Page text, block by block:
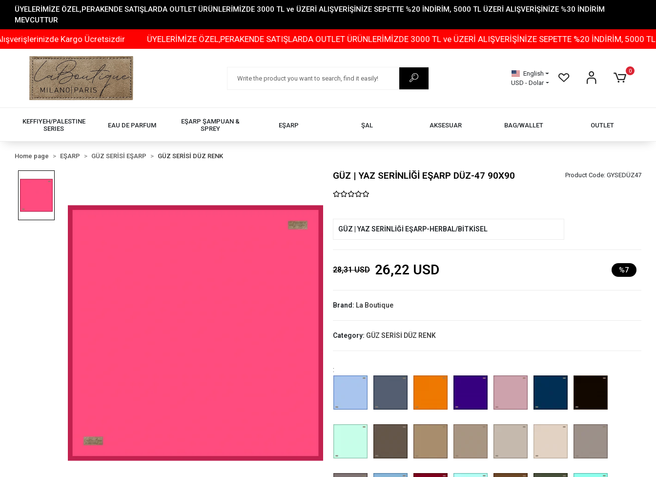
ÜYELERİMİZE ÖZEL,PERAKENDE SATIŞLARDA OUTLET ÜRÜNLERİMİZDE 3000 TL ve ÜZERİ ALIŞVERİŞİNİZE SEPETTE %20 İNDİRİM, 5000 TL ÜZERİ ALIŞVERİŞİNİZE %30 İNDİRİM
MEVCUTTUR
Kargo Ücretsizdir ÜYELERİMİZE ÖZEL,PERAKENDE SATIŞLARDA OUTLET ÜRÜNLERİMİZDE 3000 TL ve ÜZERİ ALIŞVERİŞİNİZE SEPETTE %20 İNDİRİM, 5000 TL ÜZERİ
English
USD - Dolar
0
KEFFIYEH/PALESTINE
SERIES
EAU DE PARFUM
EŞARP ŞAMPUAN &
SPREY
EŞARP ŞAL AKSESUAR BAG/WALLET OUTLET
Home page EŞARP GÜZ SERİSİ EŞARP GÜZ SERİSİ DÜZ RENK
GÜZ | YAZ SERİNLİĞİ EŞARP DÜZ-47 90X90 Product Code: GYSEDÜZ47
GÜZ | YAZ SERİNLİĞİ EŞARP-HERBAL/BİTKİSEL
28,31 USD 26,22 USD %7
Brand: La Boutique
Category: GÜZ SERİSİ DÜZ RENK
: